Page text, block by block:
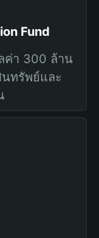
Fund
ค่า 300 ล้าน
ทรัพย์และ